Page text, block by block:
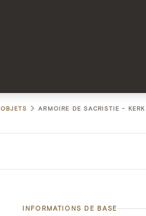
OBJETS ARMOIRE DE SACRISTIE -
INFORMATIONS DE BASE